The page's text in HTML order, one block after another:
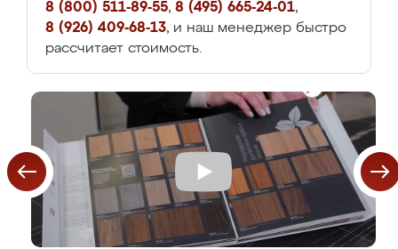
8 (800) 511-89-55, 8 (495) 665-24-01,
8 (926) 409-68-13, и наш менеджер быстро
рассчитает стоимость.